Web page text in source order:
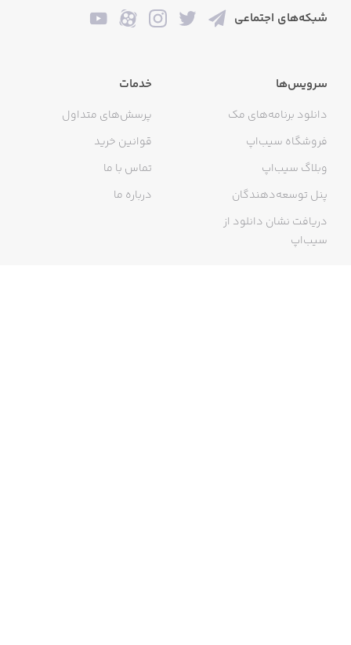
شبکه‌های اجتماعی
سرویس‌ها
دانلود برنامه‌های مک
فروشگاه سیب‌اپ
وبلاگ سیب‌اپ
پنل توسعه‌دهندگان
دریافت نشان دانلود از
سیب‌اپ
خدمات
پرسش‌های متداول
قوانین خرید
تماس با ما
درباره ما